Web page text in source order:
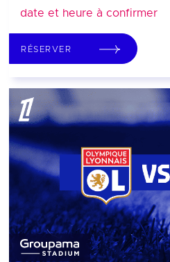
date et heure à confirmer
RÉSERVER